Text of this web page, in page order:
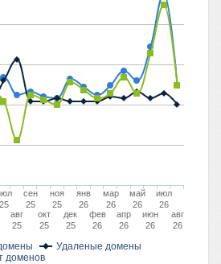
Удаленые домены
доменов
25
авг
25
сен
25
окт
25
ноя
25
дек
25
янв
26
фев
26
мар
26
апр
26
май
26
июн
26
июл
26
авг
26